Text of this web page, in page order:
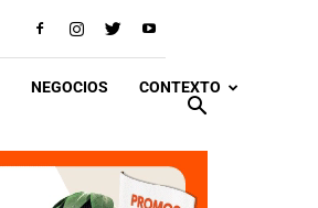
NEGOCIOS CONTEXTO